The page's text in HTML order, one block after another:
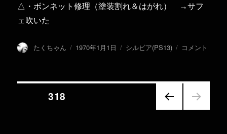
△・ボンネット修理（塗装割れ＆はがれ） →サフ
ェ吹いた
投
たくちゃん
投
1970年1月1日
カ
シルビア(PS13)
や
ト
コメント
ページ318